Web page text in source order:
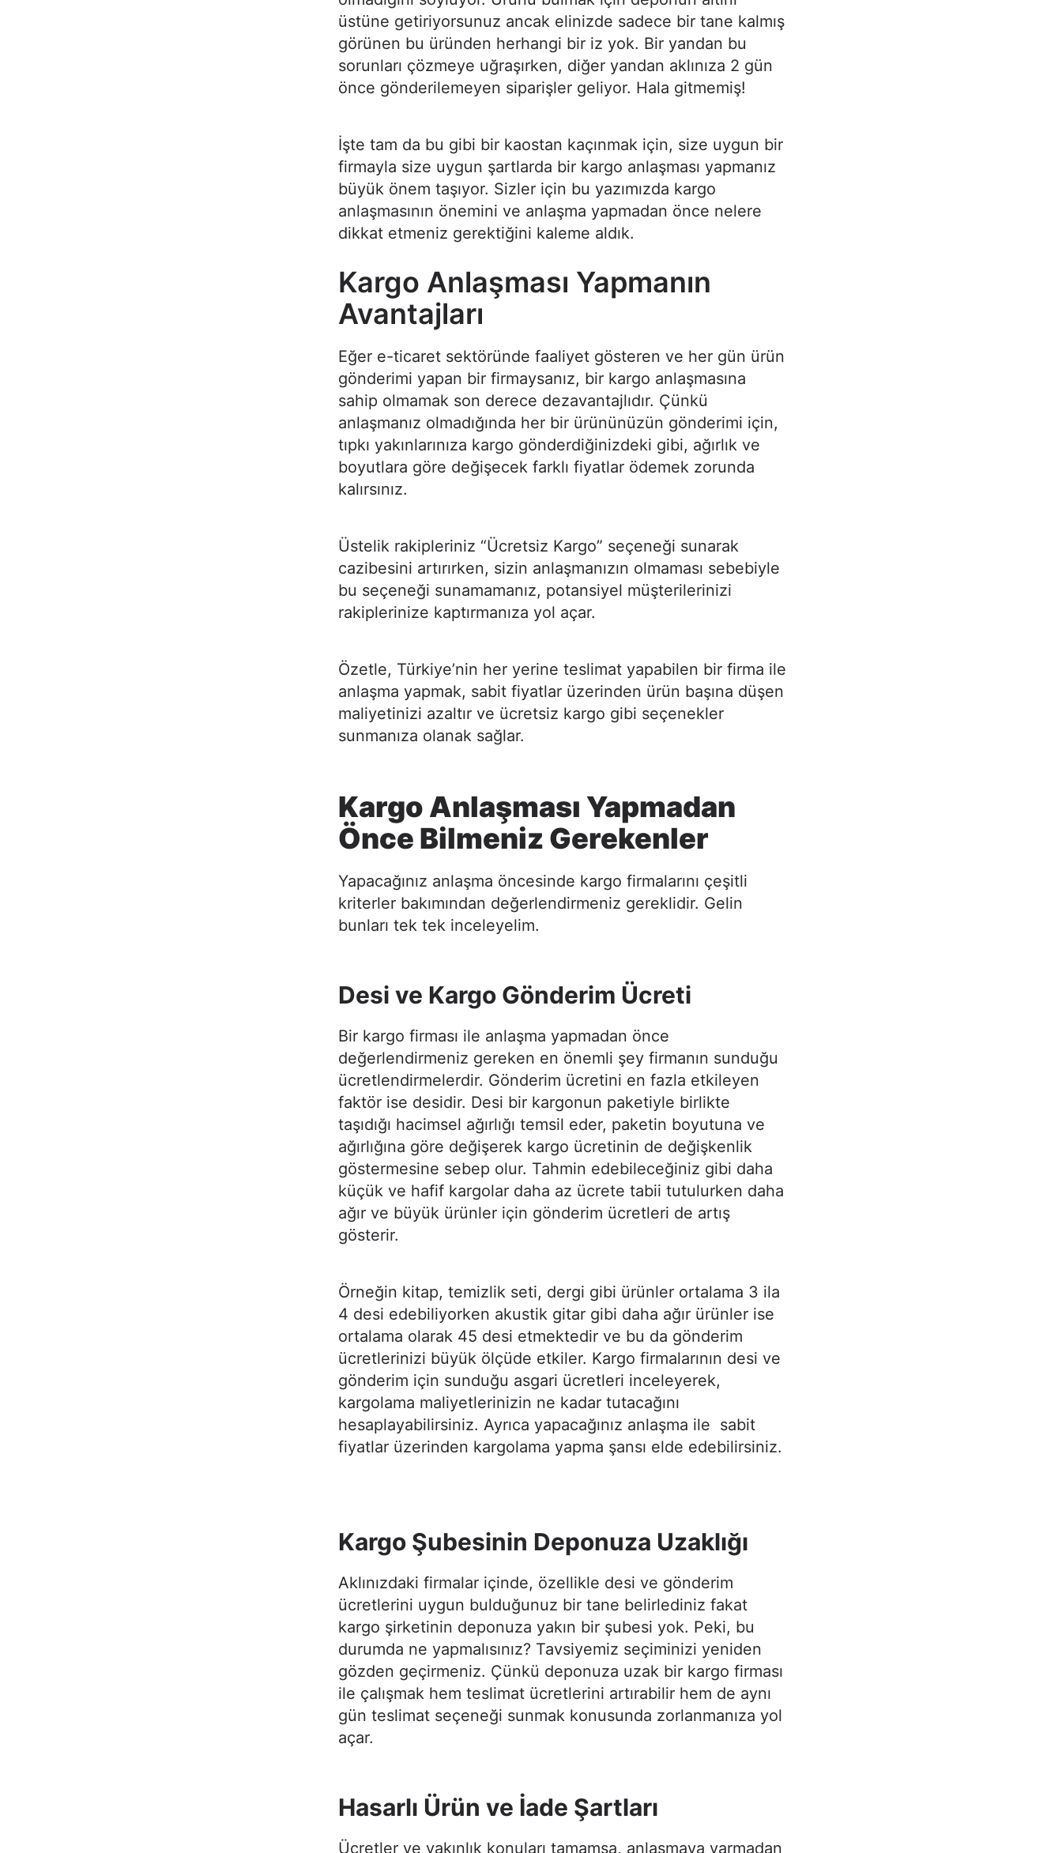
üstüne getiriyorsunuz ancak elinizde sadece bir tane kalmış
görünen bu üründen herhangi bir iz yok. Bir yandan bu
sorunları çözmeye uğraşırken, diğer yandan aklınıza 2 gün
önce gönderilemeyen siparişler geliyor. Hala gitmemiş!
İşte tam da bu gibi bir kaostan kaçınmak için, size uygun bir
firmayla size uygun şartlarda bir kargo anlaşması yapmanız
büyük önem taşıyor. Sizler için bu yazımızda kargo
anlaşmasının önemini ve anlaşma yapmadan önce nelere
dikkat etmeniz gerektiğini kaleme aldık.
Kargo Anlaşması Yapmanın
Avantajları
Eğer e-ticaret sektöründe faaliyet gösteren ve her gün ürün
gönderimi yapan bir firmaysanız, bir kargo anlaşmasına
sahip olmamak son derece dezavantajlıdır. Çünkü
anlaşmanız olmadığında her bir ürününüzün gönderimi için,
tıpkı yakınlarınıza kargo gönderdiğinizdeki gibi, ağırlık ve
boyutlara göre değişecek farklı fiyatlar ödemek zorunda
kalırsınız.
Üstelik rakipleriniz “Ücretsiz Kargo” seçeneği sunarak
cazibesini artırırken, sizin anlaşmanızın olmaması sebebiyle
bu seçeneği sunamamanız, potansiyel müşterilerinizi
rakiplerinize kaptırmanıza yol açar.
Özetle, Türkiye’nin her yerine teslimat yapabilen bir firma ile
anlaşma yapmak, sabit fiyatlar üzerinden ürün başına düşen
maliyetinizi azaltır ve ücretsiz kargo gibi seçenekler
sunmanıza olanak sağlar.
Kargo Anlaşması Yapmadan
Önce Bilmeniz Gerekenler
Yapacağınız anlaşma öncesinde kargo firmalarını çeşitli
kriterler bakımından değerlendirmeniz gereklidir. Gelin
bunları tek tek inceleyelim.
Desi ve Kargo Gönderim Ücreti
Bir kargo firması ile anlaşma yapmadan önce
değerlendirmeniz gereken en önemli şey firmanın sunduğu
ücretlendirmelerdir. Gönderim ücretini en fazla etkileyen
faktör ise desidir. Desi bir kargonun paketiyle birlikte
taşıdığı hacimsel ağırlığı temsil eder, paketin boyutuna ve
ağırlığına göre değişerek kargo ücretinin de değişkenlik
göstermesine sebep olur. Tahmin edebileceğiniz gibi daha
küçük ve hafif kargolar daha az ücrete tabii tutulurken daha
ağır ve büyük ürünler için gönderim ücretleri de artış
gösterir.
Örneğin kitap, temizlik seti, dergi gibi ürünler ortalama 3 ila
4 desi edebiliyorken akustik gitar gibi daha ağır ürünler ise
ortalama olarak 45 desi etmektedir ve bu da gönderim
ücretlerinizi büyük ölçüde etkiler. Kargo firmalarının desi ve
gönderim için sunduğu asgari ücretleri inceleyerek,
kargolama maliyetlerinizin ne kadar tutacağını
hesaplayabilirsiniz. Ayrıca yapacağınız anlaşma ile sabit
fiyatlar üzerinden kargolama yapma şansı elde edebilirsiniz.
Kargo Şubesinin Deponuza Uzaklığı
Aklınızdaki firmalar içinde, özellikle desi ve gönderim
ücretlerini uygun bulduğunuz bir tane belirlediniz fakat
kargo şirketinin deponuza yakın bir şubesi yok. Peki, bu
durumda ne yapmalısınız? Tavsiyemiz seçiminizi yeniden
gözden geçirmeniz. Çünkü deponuza uzak bir kargo firması
ile çalışmak hem teslimat ücretlerini artırabilir hem de aynı
gün teslimat seçeneği sunmak konusunda zorlanmanıza yol
açar.
Hasarlı Ürün ve İade Şartları
Ücretler ve yakınlık konuları tamamsa, anlaşmaya varmadan